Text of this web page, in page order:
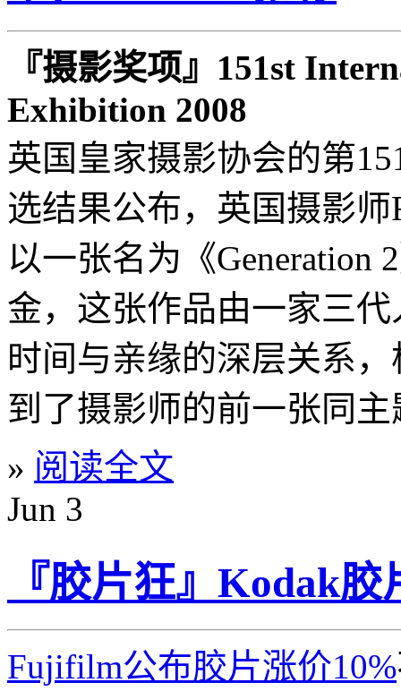
『摄影奖项』151st
Exhibition 2008
英国皇家摄影协会的第
选结果公布，英国摄影师
以一张名为《Generation
金，这张作品由一家三
时间与亲缘的深层关系
到了摄影师的前一张同主
» 阅读全文
Jun 3
『胶片狂』Kodak
Fujifilm公布胶片涨价10%